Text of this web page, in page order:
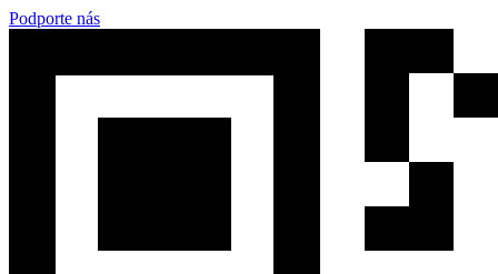
Podporte nás